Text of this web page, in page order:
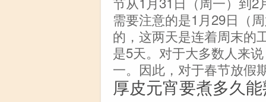
需要注意的是1月29日（
的，这两天是连着周末的
是5天。对于大多数人来
一。因此，对于春节放假
厚皮元宵要煮多久